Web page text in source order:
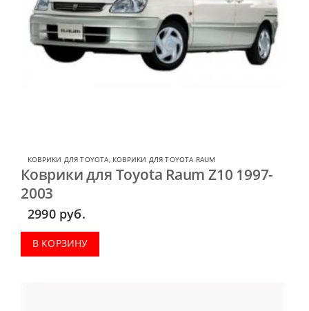
КОВРИКИ ДЛЯ TOYOTA КОВРИКИ ДЛЯ TOYOTA RAUM
Коврики для Toyota Raum Z10 1997-
2003
2990 руб.
В КОРЗИНУ